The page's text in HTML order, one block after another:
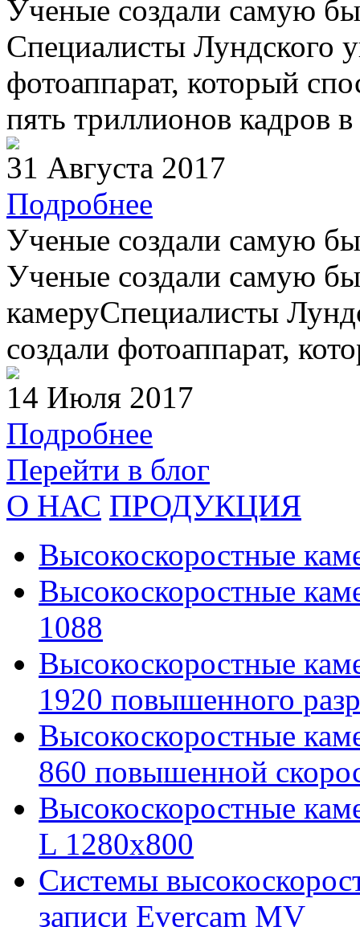
Ученые создали самую
Специалисты Лундского
фотоаппарат, который
пять триллионов кадров
31 Августа 2017
Подробнее
Ученые создали самую
Ученые создали самую
камеруСпециалисты
создали фотоаппарат,
14 Июля 2017
Подробнее
Перейти в блог
О НАС ПРОДУКЦИЯ
Высокоскоростные
Высокоскоростные
1088
Высокоскоростные
1920 повышенного
Высокоскоростные
860 повышенной
Высокоскоростные
L 1280x800
Cистемы
записи Evercam MV